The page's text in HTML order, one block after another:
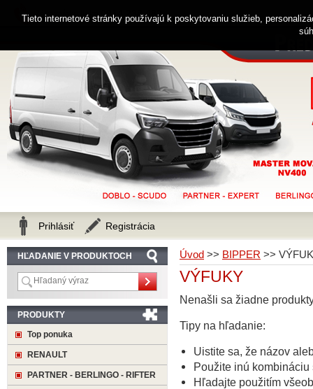
Úvod >> BIPPER >>
VÝFUKY
Nenašli sa žiadne
Tipy na hľadanie:
Uistite sa, že názov
Použite inú
Hľadajte použitím
HĽADANIE V PRODUKTOCH
PRODUKTY
Top ponuka
RENAULT
PARTNER - BERLINGO - RIFTER
Zákaznícka linka 0914 238 482
Prihlásiť Registrácia
Tieto internetové stránky používajú k poskytovaniu služieb,